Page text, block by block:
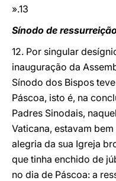
».13
Sínodo de
12. Por singular
inauguração da
Sínodo dos Bispos
Páscoa, isto é, na
Padres Sinodais,
Vaticana, estavam
alegria da sua Igreja
que tinha enchido de
no dia de Páscoa: a